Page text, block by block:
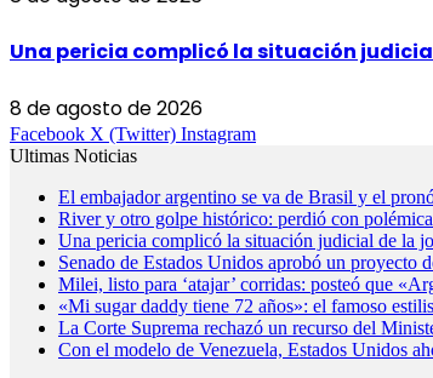
Una pericia complicó la situación
8 de agosto de 2026
Facebook X (Twitter) Instagram
Ultimas Noticias
El embajador argentino se va de Brasil y el
River y otro golpe histórico: perdió con
Una pericia complicó la situación judicial de la
Senado de Estados Unidos aprobó un proyecto
Milei, listo para ‘atajar’ corridas: posteó que
«Mi sugar daddy tiene 72 años»: el famoso
La Corte Suprema rechazó un recurso del
Con el modelo de Venezuela, Estados Unidos